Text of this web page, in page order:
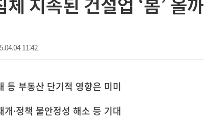
11:42
등 부동산 단기적 영향은 미미
·정책 불안정성 해소 등 기대